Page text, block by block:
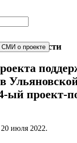
Новости
СМИ о проекте
ый проект-
20 июля 2022.